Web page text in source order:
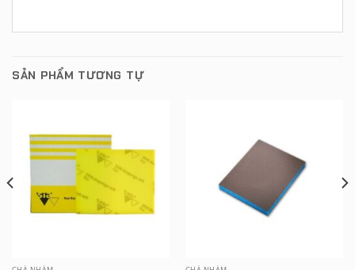
SẢN PHẨM TƯƠNG TỰ